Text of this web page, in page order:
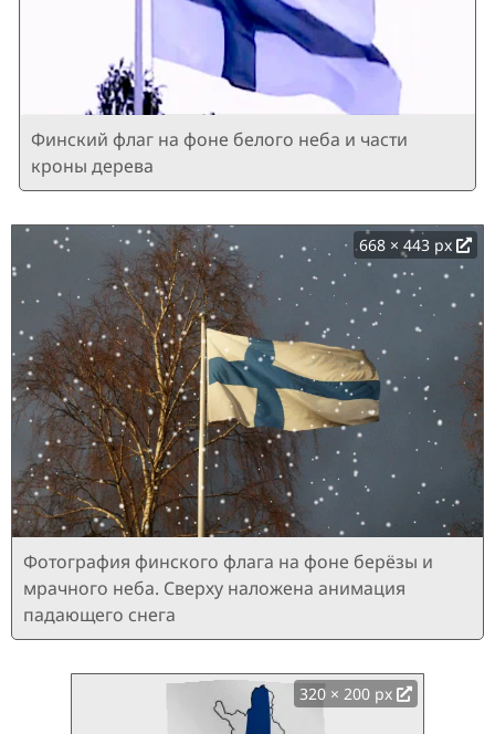
Финский флаг на фоне белого неба и части
кроны дерева
668 × 443 px
Фотография финского флага на фоне берёзы и
мрачного неба. Сверху наложена анимация
падающего снега
320 × 200 px